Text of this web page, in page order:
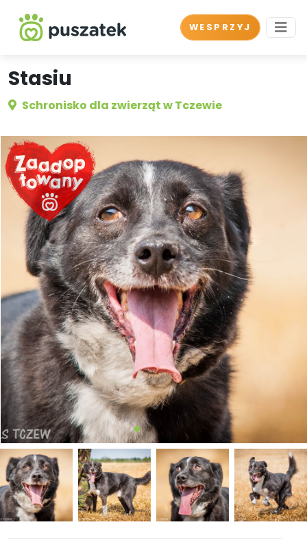
WESPRZYJ
Stasiu
Schronisko dla zwierząt w Tczewie